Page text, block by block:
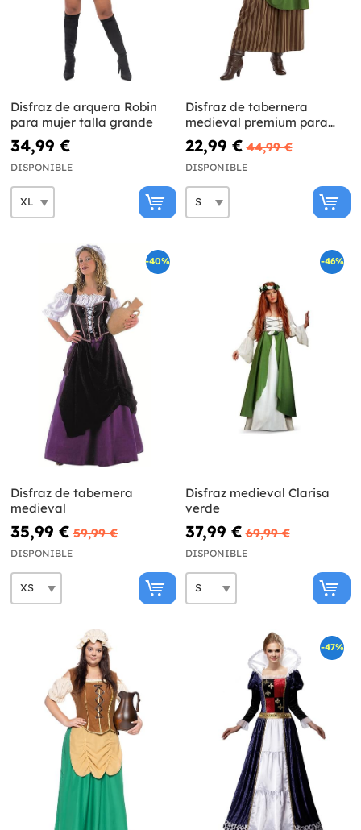
Disfraz de arquera Robin
para mujer talla grande
34,99 €
DISPONIBLE
Disfraz de tabernera
medieval premium para
mujer
22,99 € 44,99 €
DISPONIBLE
-40%
Disfraz de tabernera
medieval
35,99 € 59,99 €
DISPONIBLE
-46%
Disfraz medieval Clarisa
verde
37,99 € 69,99 €
DISPONIBLE
-47%